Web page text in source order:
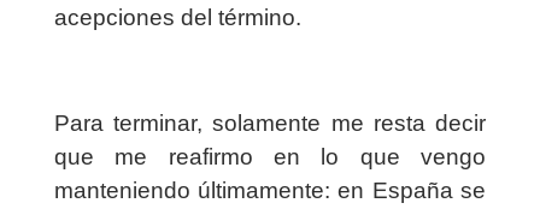
acepciones del término.
Para terminar, solamente me resta decir
que me reafirmo en lo que vengo
manteniendo últimamente: en España se